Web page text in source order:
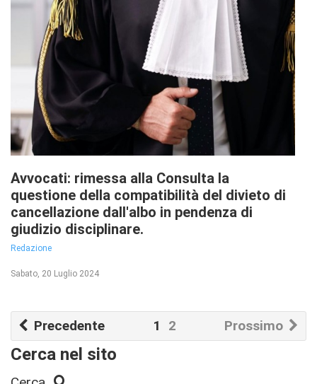
Avvocati: rimessa alla Consulta la
questione della compatibilità del divieto di
cancellazione dall'albo in pendenza di
giudizio disciplinare.
Redazione
Sabato, 20 Luglio 2024
Precedente Prossimo
1 2
Cerca nel sito